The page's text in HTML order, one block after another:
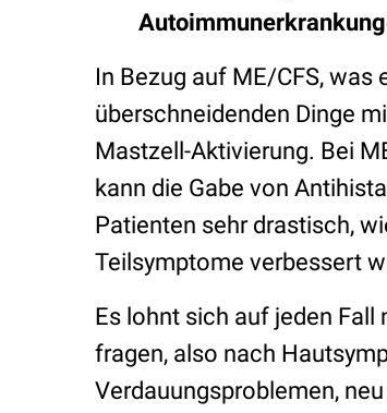
In Bezug auf ME/CFS,
überschneidenden Dinge
Mastzell-Aktivierung. Bei
kann die Gabe von
Patienten sehr drastisch,
Teilsymptome verbessert
Es lohnt sich auf jeden
fragen, also nach
Verdauungsproblemen,